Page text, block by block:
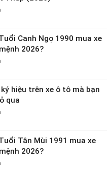
Canh Ngọ 1990 mua xe
2026?
hiệu trên xe ô tô mà bạn
qua
Tân Mùi 1991 mua xe
2026?